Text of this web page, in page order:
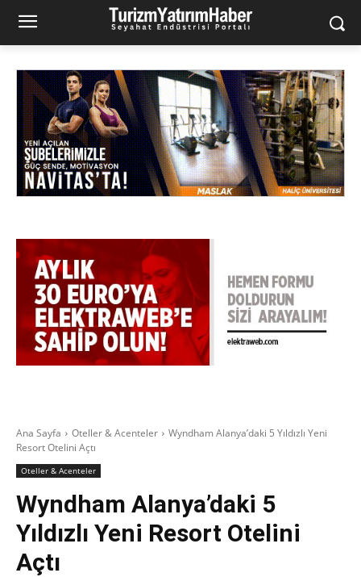
Ana Sayfa Oteller & Acenteler
Wyndham Alanya’daki 5 Yıldızlı Yeni
Resort Otelini Açtı
Oteller & Acenteler
Wyndham Alanya’daki 5
Yıldızlı Yeni Resort Otelini
Açtı